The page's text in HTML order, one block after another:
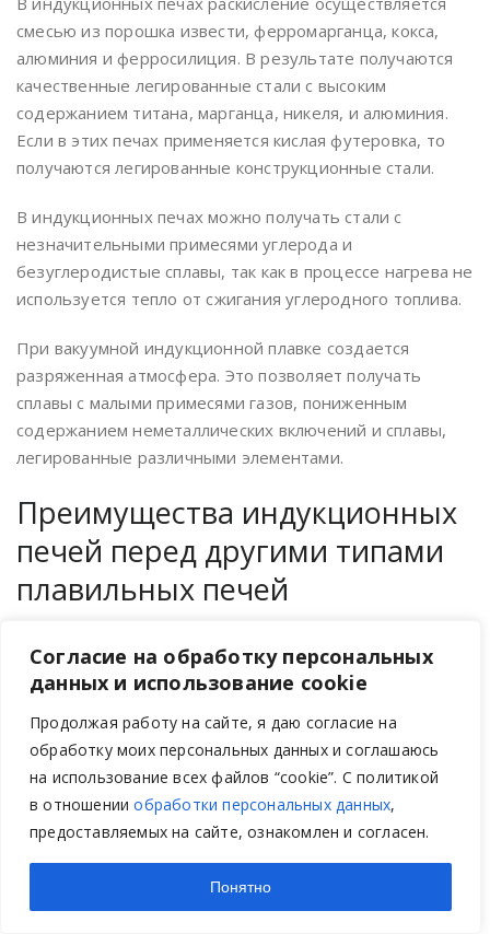
Согласие на обработку персональных
данных и использование cookie
Продолжая работу на сайте, я даю согласие на
обработку моих персональных данных и соглашаюсь
на использование всех файлов “cookie”. C политикой
в отношенииобработки персональных данных,
предоставляемых на сайте, ознакомлен и согласен.
Понятно
смесью из порошка извести, ферромарганца, кокса,
алюминия и ферросилиция. В результате получаются
качественные легированные стали с высоким
содержанием титана, марганца, никеля, и алюминия.
Если в этих печах применяется кислая футеровка, то
получаются легированные конструкционные стали.
В индукционных печах можно получать стали с
незначительными примесями углерода и
безуглеродистые сплавы, так как в процессе нагрева не
используется тепло от сжигания углеродного топлива.
При вакуумной индукционной плавке создается
разряженная атмосфера. Это позволяет получать
сплавы с малыми примесями газов, пониженным
содержанием неметаллических включений и сплавы,
легированные различными элементами.
Преимущества индукционных
печей перед другими типами
плавильных печей
Индукционные печи это не единственное
приспособление для плавки металлов. Конечно, есть
индукционные печи имеют ряд сильных преимуществ
перед вышеуказанными печами. В первую очередь
индукционные печи можно изготовить компактными,
поэтому их установка в помещении не добавит, каких
либо трудностей. Во вторую очередь это высокая
скорость плавления металла — печи на основе
сжигания топлива для плавки металла требуют